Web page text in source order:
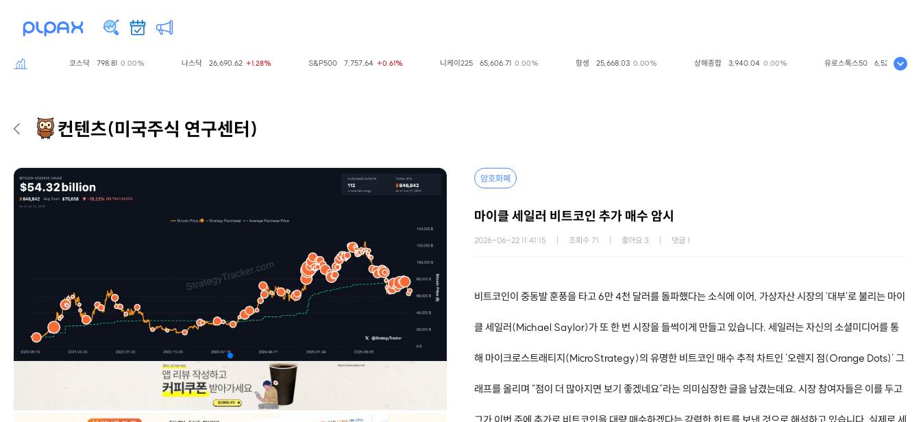
코스닥 798.81 0.00% 나스닥 26,690.62 +1.28% S&P500 7,757.64 +0.61% 니케이225 65,606.71 0.00% 항셍 25,668.03 0.00% 상해종합 3,940.04 0.00% 유로스톡스50 6,523.86
컨텐츠(미국주식 연구센터)
암호화폐
마이클 세일러 비트코인 추가 매수 암시
2026-06-22 11:41:15 조회수 71 좋아요 3 댓글 1
비트코인이 중동발 훈풍을 타고 6만 4천 달러를 돌파했다는 소식에 이어, 가상자산 시장의 '대부'로 불리는 마이
클 세일러(Michael Saylor)가 또 한 번 시장을 들썩이게 만들고 있습니다. 세일러는 자신의 소셜미디어를 통
해 마이크로스트래티지(MicroStrategy)의 유명한 비트코인 매수 추적 차트인 '오렌지 점(Orange Dots)' 그
래프를 올리며 "점이 더 많아지면 보기 좋겠네요"라는 의미심장한 글을 남겼는데요. 시장 참여자들은 이를 두고